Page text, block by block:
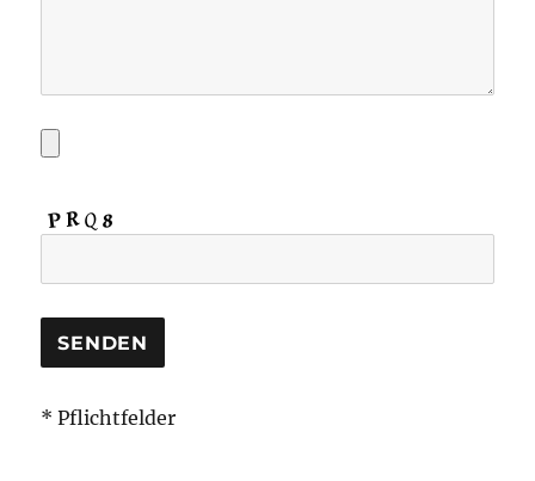
* Pflichtfelder